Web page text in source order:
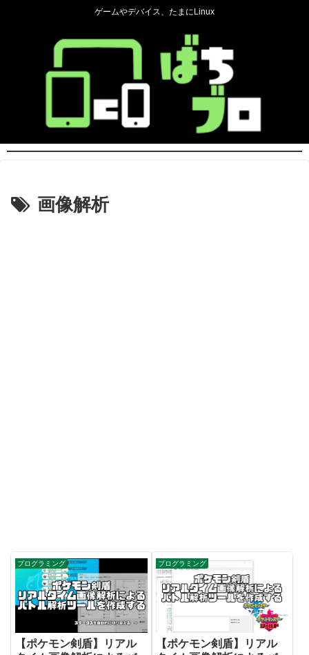
ゲームやデバイス、たまにLinux
画像解析
プログラミング
【ポケモン剣盾】リアル
プログラミング
【ポケモン剣盾】リアル